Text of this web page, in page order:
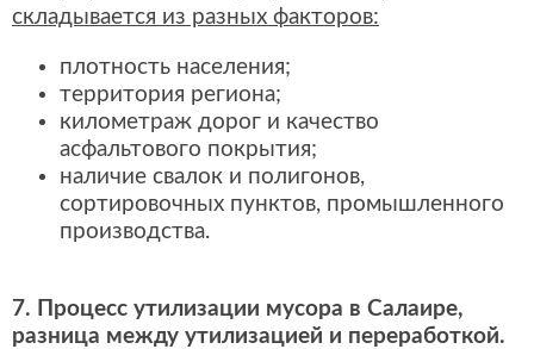
складывается из разных факторов:
плотность населения;
территория региона;
километраж дорог и качество
асфальтового покрытия;
наличие свалок и полигонов,
сортировочных пунктов, промышленного
производства.
7. Процесс утилизации мусора в Салаире,
разница между утилизацией и переработкой.